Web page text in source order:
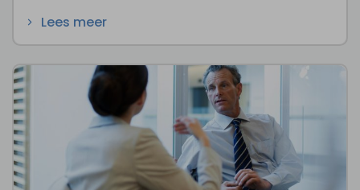
Lees meer